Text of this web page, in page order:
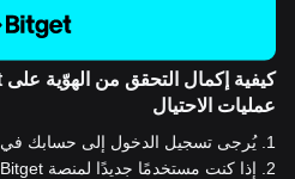
عمليات الاحتيال
1
.يُرجى تسجيل الدخول إلى حسابك في Bitget.
2